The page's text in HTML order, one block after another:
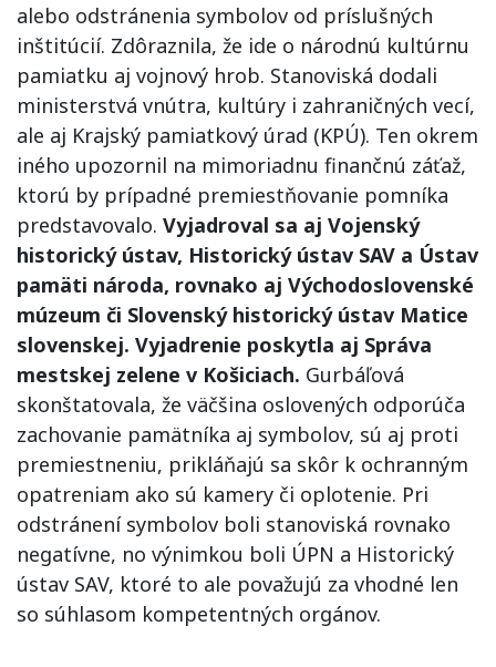
alebo odstránenia symbolov od príslušných
inštitúcií. Zdôraznila, že ide o národnú kultúrnu
pamiatku aj vojnový hrob. Stanoviská dodali
ministerstvá vnútra, kultúry i zahraničných vecí,
ale aj Krajský pamiatkový úrad (KPÚ). Ten okrem
iného upozornil na mimoriadnu finančnú záťaž,
ktorú by prípadné premiestňovanie pomníka
predstavovalo. Vyjadroval sa aj Vojenský
historický ústav, Historický ústav SAV a Ústav
pamäti národa, rovnako aj Východoslovenské
múzeum či Slovenský historický ústav Matice
slovenskej. Vyjadrenie poskytla aj Správa
mestskej zelene v Košiciach. Gurbáľová
skonštatovala, že väčšina oslovených odporúča
zachovanie pamätníka aj symbolov, sú aj proti
premiestneniu, prikláňajú sa skôr k ochranným
opatreniam ako sú kamery či oplotenie. Pri
odstránení symbolov boli stanoviská rovnako
negatívne, no výnimkou boli ÚPN a Historický
ústav SAV, ktoré to ale považujú za vhodné len
so súhlasom kompetentných orgánov.